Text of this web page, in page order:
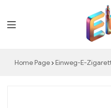
Home Page Einweg-E-